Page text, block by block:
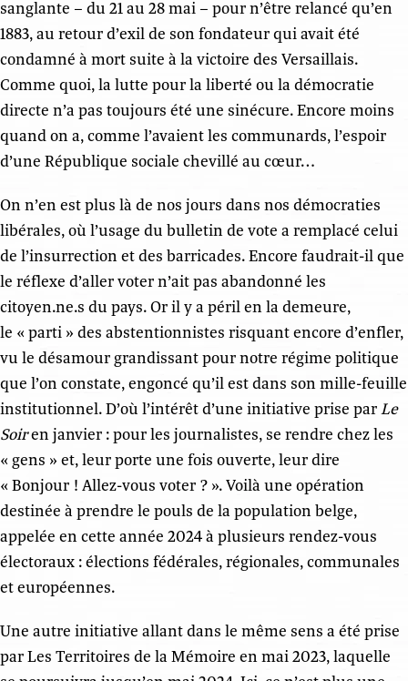
sanglante – du 21 au 28 mai – pour n’être relancé qu’en
1883, au retour d’exil de son fondateur qui avait été
condamné à mort suite à la victoire des Versaillais.
Comme quoi, la lutte pour la liberté ou la démocratie
directe n’a pas toujours été une sinécure. Encore moins
quand on a, comme l’avaient les communards, l’espoir
d’une République sociale chevillé au cœur…
On n’en est plus là de nos jours dans nos démocraties
libérales, où l’usage du bulletin de vote a remplacé celui
de l’insurrection et des barricades. Encore faudrait-il que
le réflexe d’aller voter n’ait pas abandonné les
citoyen.ne.s du pays. Or il y a péril en la demeure,
le « parti » des abstentionnistes risquant encore d’enfler,
vu le désamour grandissant pour notre régime politique
que l’on constate, engoncé qu’il est dans son mille-feuille
institutionnel. D’où l’intérêt d’une initiative prise parLe
Soiren janvier : pour les journalistes, se rendre chez les
« gens » et, leur porte une fois ouverte, leur dire
« Bonjour ! Allez-vous voter ? ». Voilà une opération
destinée à prendre le pouls de la population belge,
appelée en cette année 2024 à plusieurs rendez-vous
électoraux : élections fédérales, régionales, communales
et européennes.
Une autre initiative allant dans le même sens a été prise
par Les Territoires de la Mémoire en mai 2023, laquelle